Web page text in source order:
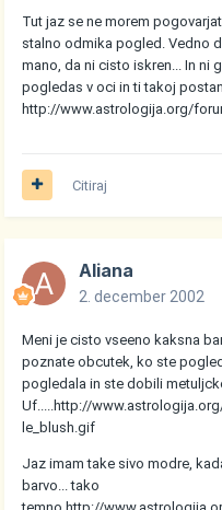
Tut jaz se ne morem
stalno odmika pogled. Vedno
mano, da ni cisto iskren... In ni
pogledas v oci in ti takoj
http://www.astrologija.org/
Citiraj
Aliana
2. december 2002
Meni je cisto vseeno kaksna
poznate obcutek, ko ste
pogledala in ste dobili
Uf.....http://
le_blush.gif
Jaz imam take sivo modre,
barvo... tako